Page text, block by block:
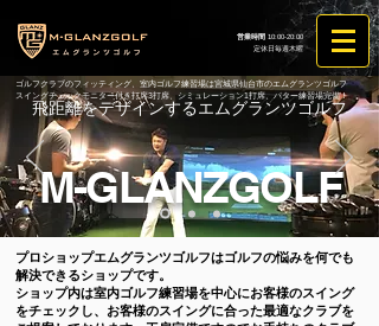
営業時間 10:00-20:00
定休日毎週木曜
ゴルフクラブのフィッティング、室内ゴルフ練習場は宮城県仙台市のエムグランツゴルフ
スイングチェックモニター付き打席3打席、シミュレーション1打席、パター練習場完備！
飛距離をデザインするエムグランツゴルフ
M-GLANZGOLF
プロショップエムグランツゴルフはゴルフの悩みを何でも
解決できるショップです。
ショップ内は室内ゴルフ練習場を中心にお客様のスイング
をチェックし、お客様のスイングに合った最適なクラブを